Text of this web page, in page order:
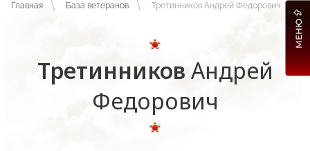
Главная База ветеранов Третинников Андрей Федорович
Третинников Андрей
Федорович
МЕНЮ